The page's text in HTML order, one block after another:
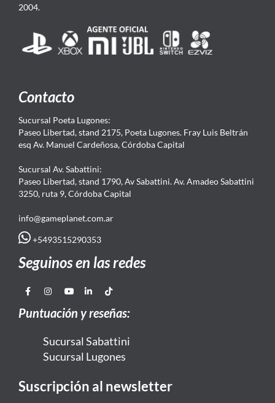
2004.
Contacto
Sucursal Poeta Lugones:
Paseo Libertad, stand 2175, Poeta Lugones. Fray Luis Beltrán
esq Av. Manuel Cardeñosa, Córdoba Capital
Sucursal Av. Sabattini:
Paseo Libertad, stand 1790, Av Sabattini. Av. Amadeo Sabattini
3250, ruta 9, Córdoba Capital
info@gameplanet.com.ar
+5493515290353
Seguinos en las redes
Puntuación y reseñas:
Sucursal Sabattini
Sucursal Lugones
Suscripción al newsletter